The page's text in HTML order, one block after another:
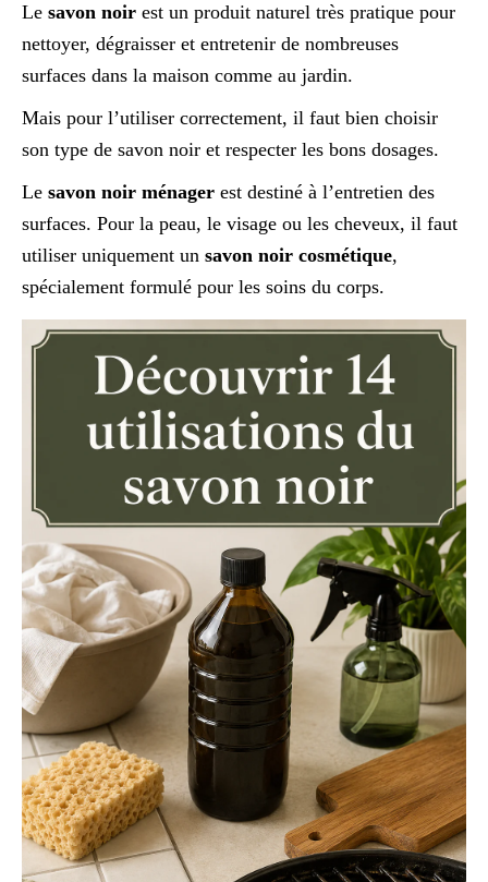
Le savon noir est un produit naturel très pratique pour
nettoyer, dégraisser et entretenir de nombreuses
surfaces dans la maison comme au jardin.
Mais pour l’utiliser correctement, il faut bien choisir
son type de savon noir et respecter les bons dosages.
Le savon noir ménager est destiné à l’entretien des
surfaces. Pour la peau, le visage ou les cheveux, il faut
utiliser uniquement un savon noir cosmétique,
spécialement formulé pour les soins du corps.